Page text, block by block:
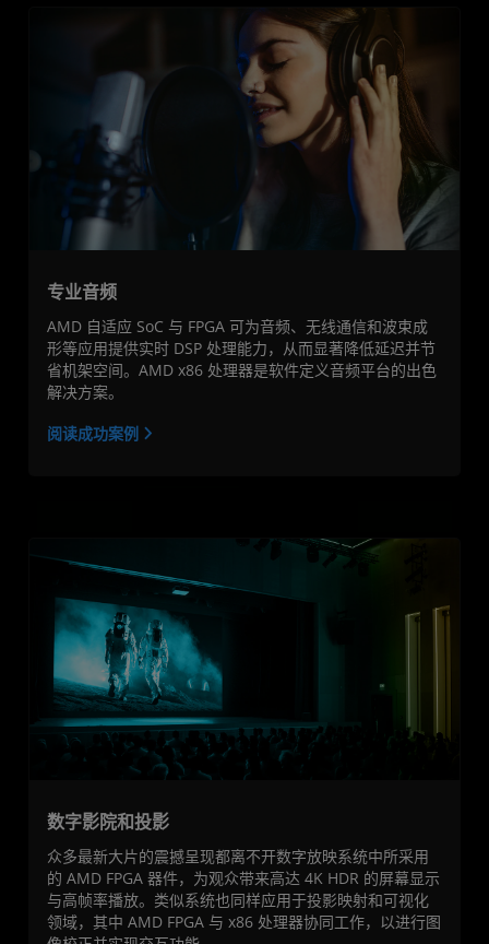
专业音频
AMD 自适应 SoC 与 FPGA 可为音频、无线通信和波束成
形等应用提供实时 DSP 处理能力，从而显著降低延迟并节
省机架空间。AMD x86 处理器是软件定义音频平台的出色
解决方案。
阅读成功案例
数字影院和投影
众多最新大片的震撼呈现都离不开数字放映系统中所采用
的 AMD FPGA 器件，为观众带来高达 4K HDR 的屏幕显示
与高帧率播放。类似系统也同样应用于投影映射和可视化
领域，其中 AMD FPGA 与 x86 处理器协同工作，以进行图